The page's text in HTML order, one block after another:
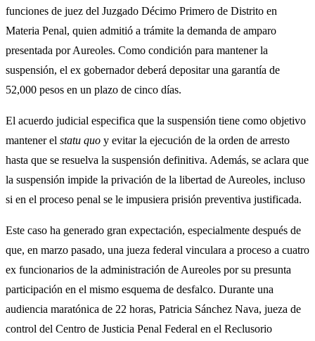
funciones de juez del Juzgado Décimo Primero de Distrito en
Materia Penal, quien admitió a trámite la demanda de amparo
presentada por Aureoles. Como condición para mantener la
suspensión, el ex gobernador deberá depositar una garantía de
52,000 pesos en un plazo de cinco días.
El acuerdo judicial especifica que la suspensión tiene como objetivo
mantener el statu quo y evitar la ejecución de la orden de arresto
hasta que se resuelva la suspensión definitiva. Además, se aclara que
la suspensión impide la privación de la libertad de Aureoles, incluso
si en el proceso penal se le impusiera prisión preventiva justificada.
Este caso ha generado gran expectación, especialmente después de
que, en marzo pasado, una jueza federal vinculara a proceso a cuatro
ex funcionarios de la administración de Aureoles por su presunta
participación en el mismo esquema de desfalco. Durante una
audiencia maratónica de 22 horas, Patricia Sánchez Nava, jueza de
control del Centro de Justicia Penal Federal en el Reclusorio